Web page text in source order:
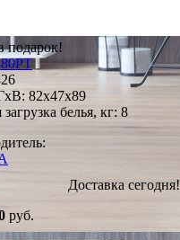
подарок!
82x47x89
белья, кг: 8
Доставка сегодня!
руб.